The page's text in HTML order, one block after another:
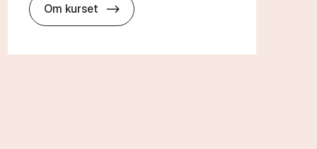
Om kurset about